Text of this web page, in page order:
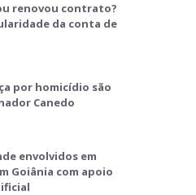
renovou contrato?
da conta de
por homicídio são
Canedo
envolvidos em
Goiânia com apoio